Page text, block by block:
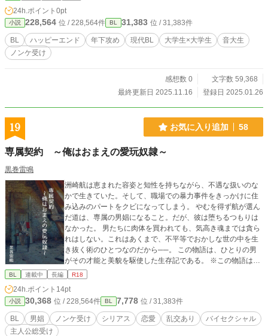
24h.ポイント 0pt
小説 228,564 位 / 228,564件 BL 31,383 位 / 31,383件
BL ハッピーエンド 年下攻め 現代BL 大学生×大学生
音大生
ノンケ受け
感想数 0
文字数 59,368
最終更新日 2025.11.16
登録日 2025.01.26
19 お気に入り追加 58
専属契約 ～俺はおまえの愛玩奴隷～
黒巻雷鳴
洲崎航は恵まれた容姿と知性を持ちながら、不遇な扱いのな
かで生きていた。そして、職場での暴力事件をきっかけに住
み込みのパートをクビになってしまう。 やむを得ず航が選ん
だ道は、専属の男娼になること。だが、彼は堕ちるつもりは
なかった。 男たちに肉体を買われても、気高き魂までは貪ら
れはしない。これはあくまで、不平等でおかしな世の中を生
き抜く術のひとつなのだから──。 この物語は、ひとりの男
がその才能と美貌を駆使した生存記である。 ※この物語はフ
ィクションであり、実在の人物、団体、地名、事件などとは
BL 連載中 長編 R18
24h.ポイント 14pt
小説 30,368 位 / 228,564件 BL 7,778 位 / 31,383件
BL 男娼 ノンケ受け シリアス 恋愛 乱交あり
バイセクシャル
主人公総受け